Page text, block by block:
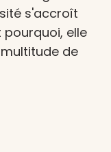
s'accroît
pourquoi, elle
de